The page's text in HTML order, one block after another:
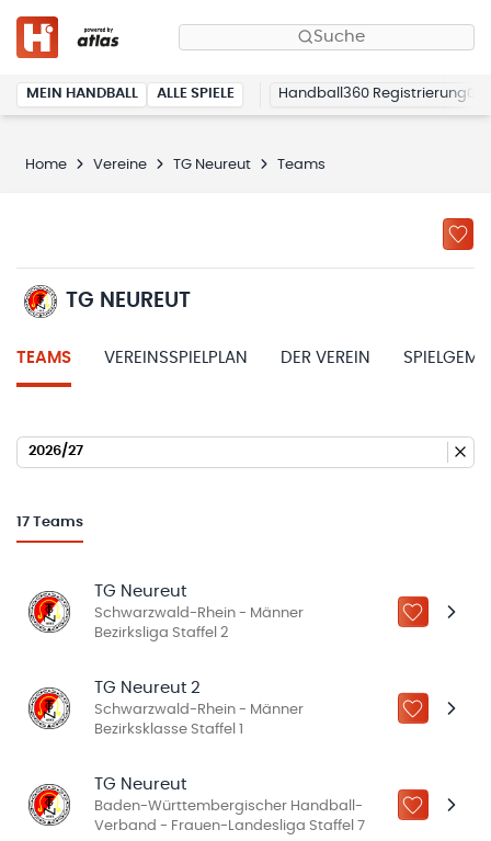
Suche
MEIN HANDBALL ALLE SPIELE Handball360 Registrierung
Home Vereine TG Neureut Teams
TG NEUREUT
TEAMS VEREINSSPIELPLAN DER VEREIN
2026/27
17 Teams
TG Neureut
Schwarzwald-Rhein - Männer
Bezirksliga Staffel 2
ZU „MEINE
TG Neureut 2
Schwarzwald-Rhein - Männer
Bezirksklasse Staffel 1
ZU „MEINE
TG Neureut
Baden-Württembergischer Handball-
Verband - Frauen-Landesliga Staffel 7
ZU „MEINE